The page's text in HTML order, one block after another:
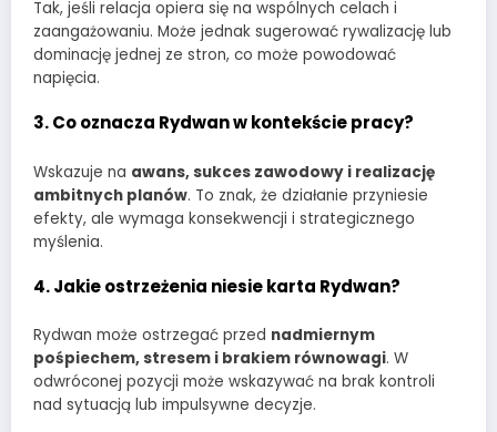
Tak, jeśli relacja opiera się na wspólnych celach i
zaangażowaniu. Może jednak sugerować rywalizację lub
dominację jednej ze stron, co może powodować
napięcia.
3. Co oznacza Rydwan w kontekście pracy?
Wskazuje na awans, sukces zawodowy i realizację
ambitnych planów. To znak, że działanie przyniesie
efekty, ale wymaga konsekwencji i strategicznego
myślenia.
4. Jakie ostrzeżenia niesie karta Rydwan?
Rydwan może ostrzegać przed nadmiernym
pośpiechem, stresem i brakiem równowagi. W
odwróconej pozycji może wskazywać na brak kontroli
nad sytuacją lub impulsywne decyzje.